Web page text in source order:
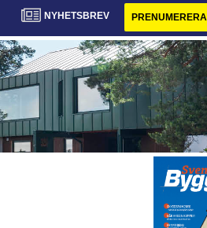
NYHETSBREV PRENUMERERA